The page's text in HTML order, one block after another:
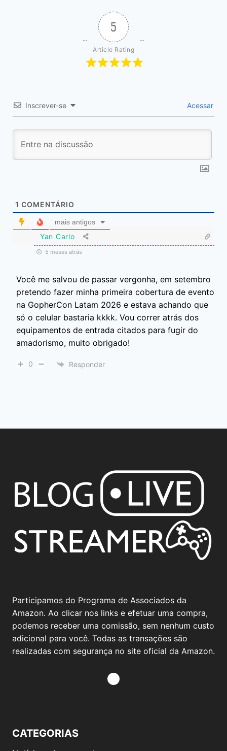
5
Article Rating
Inscrever-se Acessar
1 COMENTÁRIO
mais antigos
Yan Carlo
5 meses atrás
Você me salvou de passar vergonha, em setembro
pretendo fazer minha primeira cobertura de evento
na GopherCon Latam 2026 e estava achando que
só o celular bastaria kkkk. Vou correr atrás dos
equipamentos de entrada citados para fugir do
amadorismo, muito obrigado!
0 Responder
Participamos do Programa de Associados da
Amazon. Ao clicar nos links e efetuar uma compra,
podemos receber uma comissão, sem nenhum custo
adicional para você. Todas as transações são
realizadas com segurança no site oficial da Amazon.
CATEGORIAS